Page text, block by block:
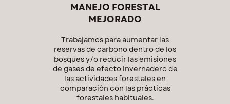
MANEJO FORESTAL
MEJORADO
Trabajamos para aumentar las
reservas de carbono dentro de los
bosques y/o reducir las emisiones
de gases de efecto invernadero de
las actividades forestales en
comparación con las prácticas
forestales habituales.